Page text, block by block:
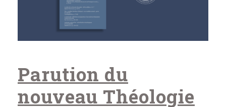
Parution du
nouveau Théologie